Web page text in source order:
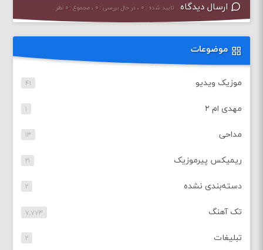
ارسال دیدگاه تایید شده : ۰ ، در حال بررسی : ۰ ، مجموع : ۰ نظر
موضوعات
موزیک ویدیو ۴۱
مهدی ام ۲ ۱
مداحی ۱۳
ریمیکس پیرموزیک ۲۱
دسته‌بندی نشده ۲
تک آهنگ ۷,۷۷۳
تبلیغات ۲